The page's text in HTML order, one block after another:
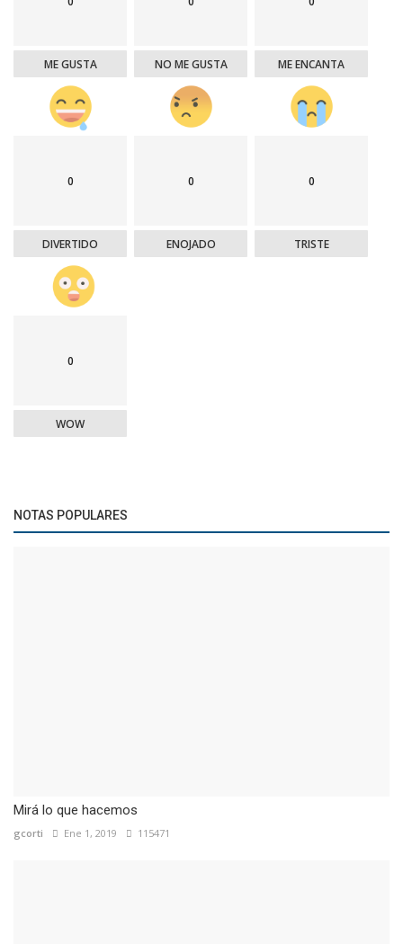
ME GUSTA NO ME GUSTA ME ENCANTA
0
DIVERTIDO
0
ENOJADO
0
TRISTE
0
WOW
NOTAS POPULARES
Mirá lo que hacemos
gcorti Ene 1, 2019 115471